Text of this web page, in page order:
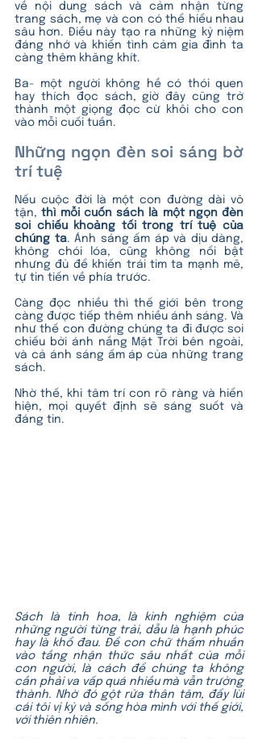
về nội dung sách và cảm nhận từng
trang sách, mẹ và con có thể hiểu nhau
sâu hơn. Điều này tạo ra những kỷ niệm
đáng nhớ và khiến tình cảm gia đình ta
càng thêm khăng khít.
Ba- một người không hề có thói quen
hay thích đọc sách, giờ đây cũng trở
thành một giọng đọc cừ khôi cho con
vào mỗi cuối tuần.
Những ngọn đèn soi sáng bờ
trí tuệ
Nếu cuộc đời là một con đường dài vô
tận, thì mỗi cuốn sách là một ngọn đèn
soi chiếu khoảng tối trong trí tuệ của
chúng ta. Ánh sáng ấm áp và dịu dàng,
không chói lóa, cũng không nổi bật
nhưng đủ để khiến trái tim ta mạnh mẽ,
tự tin tiến về phía trước.
Càng đọc nhiều thì thế giới bên trong
càng được tiếp thêm nhiều ánh sáng. Và
như thế con đường chúng ta đi được soi
chiếu bởi ánh nắng Mặt Trời bên ngoài,
và cả ánh sáng ấm áp của những trang
sách.
Nhờ thế, khi tâm trí con rõ ràng và hiển
hiện, mọi quyết định sẽ sáng suốt và
đáng tin.
Sách là tinh hoa, là kinh nghiệm của
những người từng trải, dẫu là hạnh phúc
hay là khổ đau. Để con chữ thấm nhuần
vào tầng nhận thức sâu nhất của mỗi
con người, là cách để chúng ta không
cần phải va vấp quá nhiều mà vẫn trưởng
thành. Nhờ đó gột rửa thân tâm, đẩy lùi
cái tôi vị kỷ và sống hòa mình với thế giới,
với thiên nhiên.